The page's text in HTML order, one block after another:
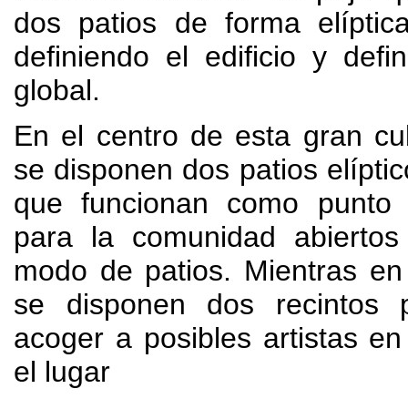
dos patios de forma
definiendo el edificio y
global.
En el centro de esta gran
se disponen dos patios
que funcionan como punto
para la comunidad
modo de patios. Mientras
se disponen dos recintos
acoger a posibles artistas
el lugar